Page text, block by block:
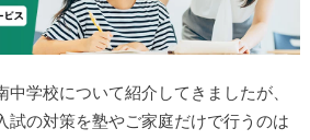
中学校について紹介してきましたが、
試の対策を塾やご家庭だけで行うのは